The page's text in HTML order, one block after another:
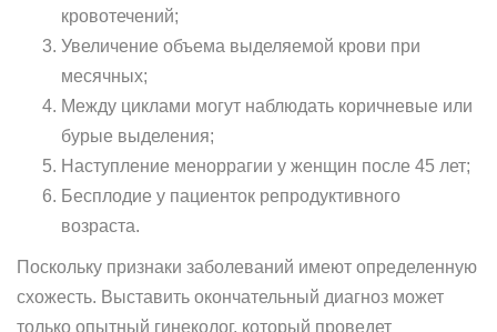
кровотечений;
Увеличение объема выделяемой крови при
месячных;
Между циклами могут наблюдать коричневые или
бурые выделения;
Наступление меноррагии у женщин после 45 лет;
Бесплодие у пациенток репродуктивного
возраста.
Поскольку признаки заболеваний имеют определенную
схожесть. Выставить окончательный диагноз может
только опытный гинеколог, который проведет